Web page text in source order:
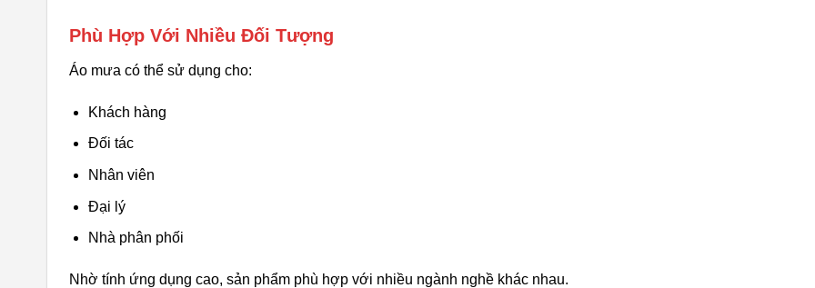
Phù Hợp Với Nhiều Đối Tượng
Áo mưa có thể sử dụng cho:
Khách hàng
Đối tác
Nhân viên
Đại lý
Nhà phân phối
Nhờ tính ứng dụng cao, sản phẩm phù hợp với nhiều ngành nghề khác nhau.